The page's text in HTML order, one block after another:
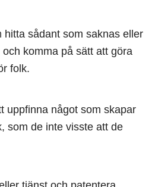
hitta sådant som saknas eller
komma på sätt att göra
folk.
uppfinna något som skapar
som de inte visste att de